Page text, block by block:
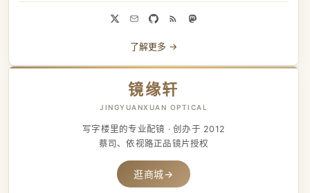
了解更多 →
镜缘轩
JINGYUANXUAN OPTICAL
写字楼里的专业配镜 · 创办于 2012
蔡司、依视路正品镜片授权
逛商城→